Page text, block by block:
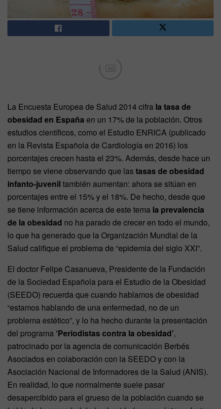
Ad
La Encuesta Europea de Salud 2014 cifra la tasa de
obesidad en España en un 17% de la población. Otros
estudios científicos, como el Estudio ENRICA (publicado
en la Revista Española de Cardiología en 2016) los
porcentajes crecen hasta el 23%. Además, desde hace un
tiempo se viene observando que lastasas de obesidad
infanto-juveniltambién aumentan: ahora se sitúan en
porcentajes entre el 15% y el 18%. De hecho, desde que
se tiene información acerca de este tema la prevalencia
de la obesidad no ha parado de crecer en todo el mundo,
lo que ha generado que la Organización Mundial de la
Salud califique el problema de “epidemia del siglo XXI”.
El doctor Felipe Casanueva, Presidente de la Fundación
de la Sociedad Española para el Estudio de la Obesidad
(SEEDO) recuerda que cuando hablamos de obesidad
“estamos hablando de una enfermedad, no de un
problema estético”, y lo ha hecho durante la presentación
del programa ‘Periodistas contra la obesidad’,
patrocinado por la agencia de comunicación Berbés
Asociados en colaboración con la SEEDO y con la
Asociación Nacional de Informadores de la Salud (ANIS).
En realidad, lo que normalmente suele pasar
desapercibido para el grueso de la población cuando se